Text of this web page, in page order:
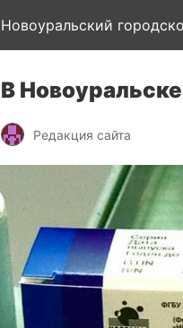
Новоуральский
В
Редакция сайта